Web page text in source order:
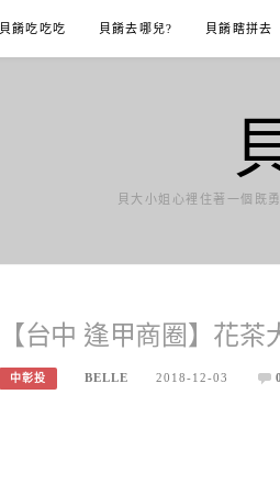
貝餚吃吃吃 貝餚去哪兒? 貝餚瞎拼去
貝大小姐心裡住著一個既
【台中 逢甲商圈】花
中彰投 BELLE 2018-12-03 0